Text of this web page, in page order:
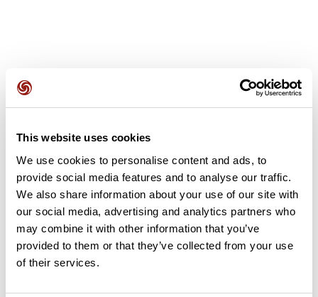
This website uses cookies
We use cookies to personalise content and ads, to
provide social media features and to analyse our traffic.
We also share information about your use of our site with
our social media, advertising and analytics partners who
may combine it with other information that you’ve
provided to them or that they’ve collected from your use
of their services.
Ajouter un avis
Découvrez ce parcours de course à pied de 105 km à proximité